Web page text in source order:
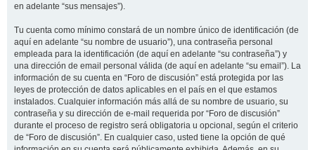
en adelante “sus mensajes”).
Tu cuenta como mínimo constará de un nombre único de identificación (de
aquí en adelante “su nombre de usuario”), una contraseña personal
empleada para la identificación (de aquí en adelante “su contraseña”) y
una dirección de email personal válida (de aquí en adelante “su email”). La
información de su cuenta en “Foro de discusión” está protegida por las
leyes de protección de datos aplicables en el país en el que estamos
instalados. Cualquier información más allá de su nombre de usuario, su
contraseña y su dirección de e-mail requerida por “Foro de discusión”
durante el proceso de registro será obligatoria u opcional, según el criterio
de “Foro de discusión”. En cualquier caso, usted tiene la opción de qué